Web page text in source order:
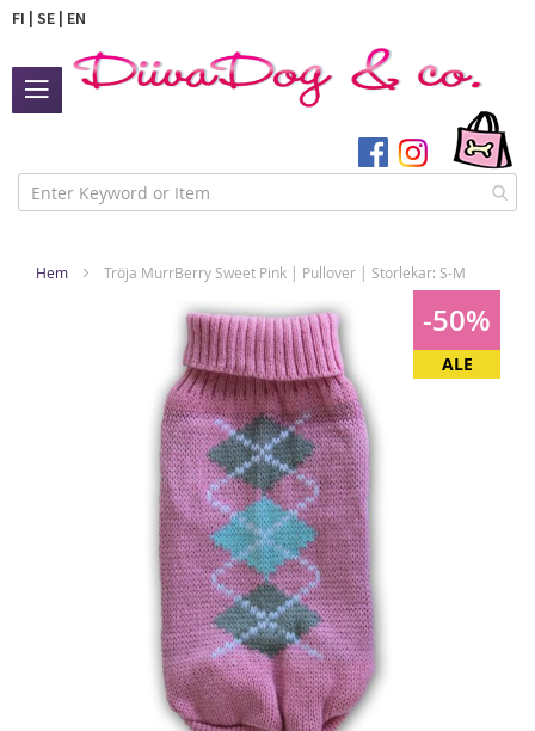
till
FI | SE | EN
Växla
Hem Tröja MurrBerry Sweet Pink | Pullover | Storlekar: S-M
-50%
ALE